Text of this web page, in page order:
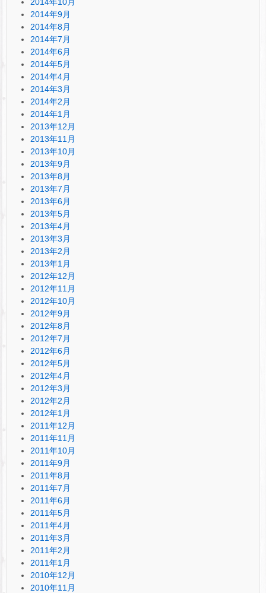
2014年9月
2014年8月
2014年7月
2014年6月
2014年5月
2014年4月
2014年3月
2014年2月
2014年1月
2013年12月
2013年11月
2013年10月
2013年9月
2013年8月
2013年7月
2013年6月
2013年5月
2013年4月
2013年3月
2013年2月
2013年1月
2012年12月
2012年11月
2012年10月
2012年9月
2012年8月
2012年7月
2012年6月
2012年5月
2012年4月
2012年3月
2012年2月
2012年1月
2011年12月
2011年11月
2011年10月
2011年9月
2011年8月
2011年7月
2011年6月
2011年5月
2011年4月
2011年3月
2011年2月
2011年1月
2010年12月
2010年11月